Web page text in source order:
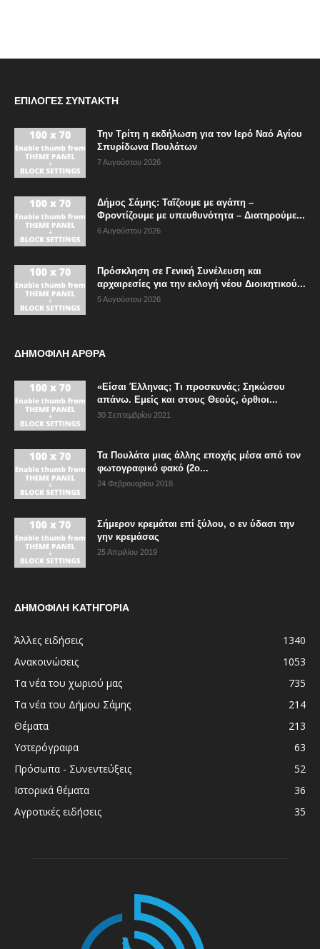
ΕΠΙΛΟΓΈΣ ΣΥΝΤΆΚΤΗ
Την Τρίτη η εκδήλωση για τον Ιερό Ναό Αγίου
Σπυρίδωνα Πουλάτων
7 Αυγούστου 2026
Δήμος Σάμης: Ταΐζουμε με αγάπη –
Φροντίζουμε με υπευθυνότητα – Διατηρούμε...
6 Αυγούστου 2026
Πρόσκληση σε Γενική Συνέλευση και
αρχαιρεσίες για την εκλογή νέου Διοικητικού...
5 Αυγούστου 2026
ΔΗΜΟΦΙΛΗ ΑΡΘΡΑ
«Είσαι Έλληνας; Τι προσκυνάς; Σηκώσου
απάνω. Εμείς και στους Θεούς, όρθιοι...
30 Σεπτεμβρίου 2021
Τα Πουλάτα μιας άλλης εποχής μέσα από τον
φωτογραφικό φακό (2ο...
24 Φεβρουαρίου 2018
Σήμερον κρεμάται επί ξύλου, ο εν ύδασι την
γην κρεμάσας
25 Απριλίου 2019
ΔΗΜΟΦΙΛΗ ΚΑΤΗΓΟΡΙΑ
Άλλες ειδήσεις
1340
Ανακοινώσεις
1053
Τα νέα του χωριού μας
735
Τα νέα του Δήμου Σάμης
214
Θέματα
213
Υστερόγραφα
63
Πρόσωπα - Συνεντεύξεις
52
Ιστορικά θέματα
36
Αγροτικές ειδήσεις
35